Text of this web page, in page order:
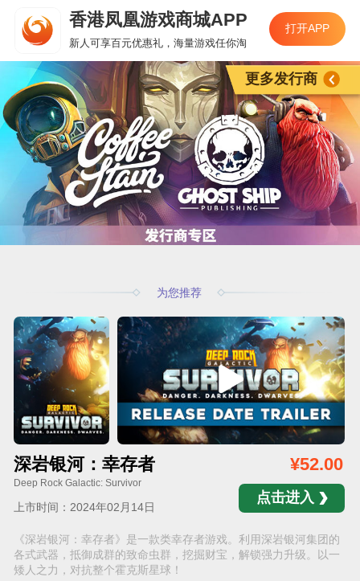
香港凤凰游戏商城APP
新人可享百元优惠礼，海量游戏任你淘
打开APP
为您推荐
深岩银河：幸存者
Deep Rock Galactic: Survivor
上市时间：2024年02月14日
¥52.00
点击进入
《深岩银河：幸存者》是一款类幸存者游戏。利用深岩银河集团的
各式武器，抵御成群的致命虫群，挖掘财宝，解锁强力升级。以一
矮人之力，对抗整个霍克斯星球！
更多发行商